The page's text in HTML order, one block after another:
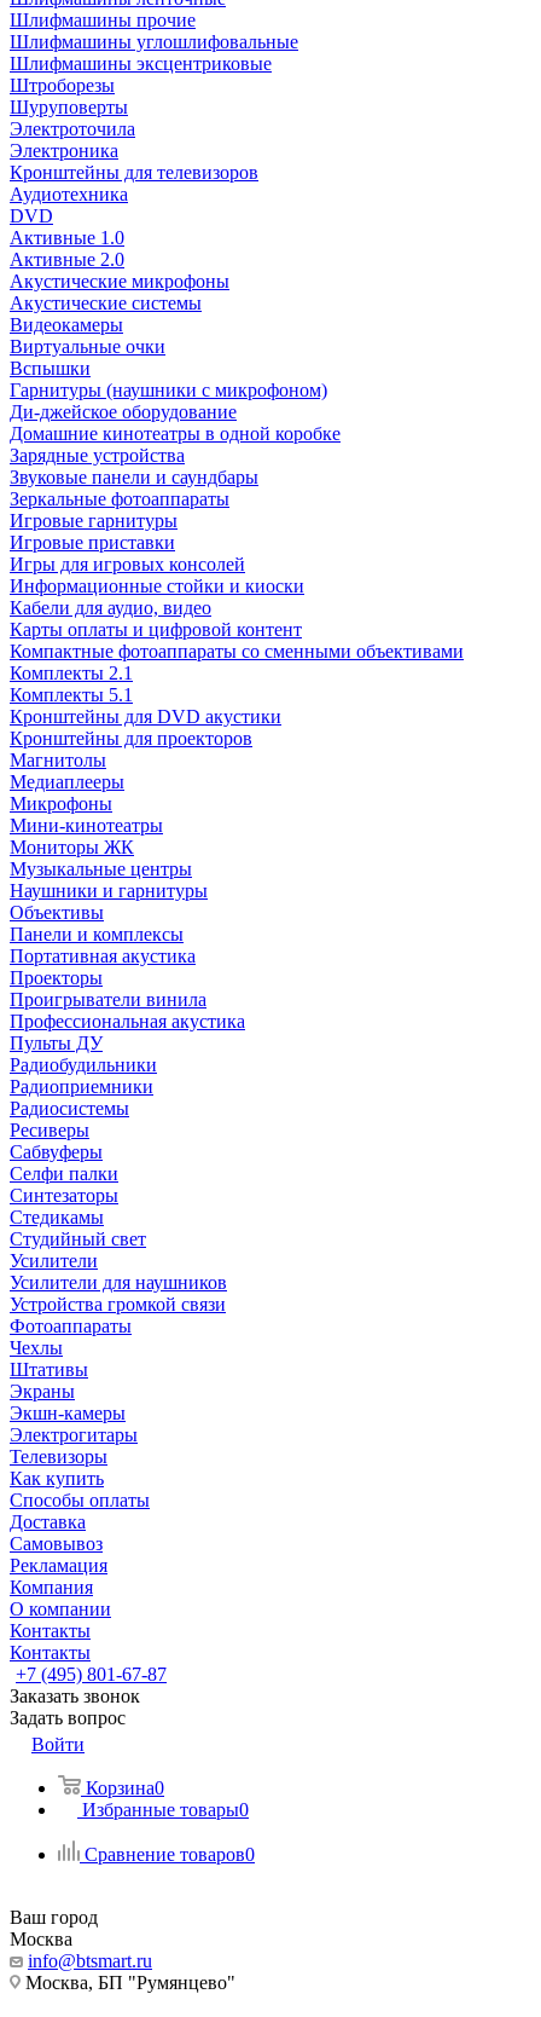
Шлифмашины прочие
Шлифмашины углошлифовальные
Шлифмашины эксцентриковые
Штроборезы
Шуруповерты
Электроточила
Электроника
Кронштейны для телевизоров
Аудиотехника
DVD
Активные 1.0
Активные 2.0
Акустические микрофоны
Акустические системы
Видеокамеры
Виртуальные очки
Вспышки
Гарнитуры (наушники с микрофоном)
Ди-джейское оборудование
Домашние кинотеатры в одной коробке
Зарядные устройства
Звуковые панели и саундбары
Зеркальные фотоаппараты
Игровые гарнитуры
Игровые приставки
Игры для игровых консолей
Информационные стойки и киоски
Кабели для аудио, видео
Карты оплаты и цифровой контент
Компактные фотоаппараты со сменными объективами
Комплекты 2.1
Комплекты 5.1
Кронштейны для DVD акустики
Кронштейны для проекторов
Магнитолы
Медиаплееры
Микрофоны
Мини-кинотеатры
Мониторы ЖК
Музыкальные центры
Наушники и гарнитуры
Объективы
Панели и комплексы
Портативная акустика
Проекторы
Проигрыватели винила
Профессиональная акустика
Пульты ДУ
Радиобудильники
Радиоприемники
Радиосистемы
Ресиверы
Сабвуферы
Селфи палки
Синтезаторы
Стедикамы
Студийный свет
Усилители
Усилители для наушников
Устройства громкой связи
Фотоаппараты
Чехлы
Штативы
Экраны
Экшн-камеры
Электрогитары
Телевизоры
Как купить
Способы оплаты
Доставка
Самовывоз
Рекламация
Компания
О компании
Контакты
Контакты
+7 (495) 801-67-87
Заказать звонок
Задать вопрос
Войти
Корзина0
Избранные товары0
Сравнение товаров0
Ваш город
Москва
info@btsmart.ru
Москва, БП "Румянцево"